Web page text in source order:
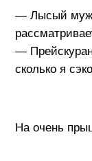
— Лысый
—
сколько я
На очень